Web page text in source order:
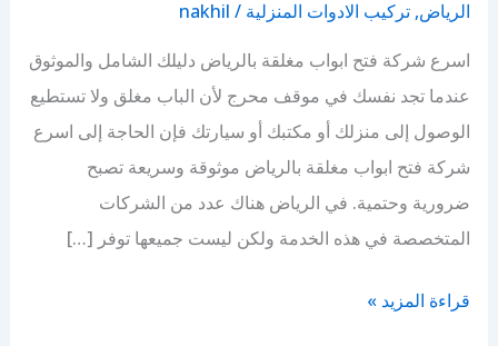
الرياض, تركيب الادوات المنزلية /
nakhil
اسرع شركة فتح ابواب مغلقة بالرياض دليلك الشامل والموثوق
عندما تجد نفسك في موقف محرج لأن الباب مغلق ولا تستطيع
الوصول إلى منزلك أو مكتبك أو سيارتك فإن الحاجة إلى اسرع
شركة فتح ابواب مغلقة بالرياض موثوقة وسريعة تصبح
ضرورية وحتمية. في الرياض هناك عدد من الشركات
المتخصصة في هذه الخدمة ولكن ليست جميعها توفر […]
اسرع
قراءة المزيد »